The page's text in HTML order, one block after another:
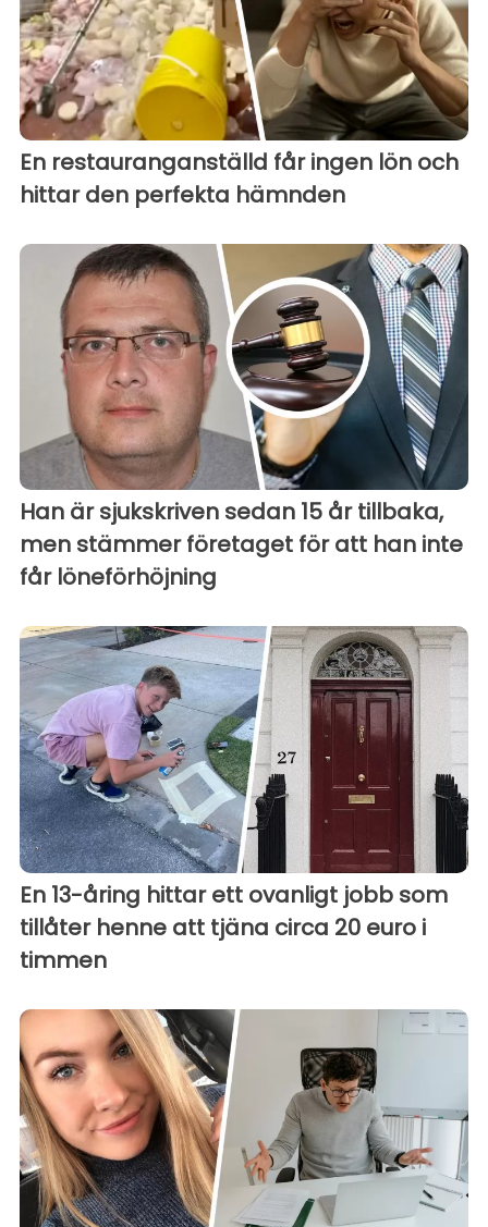
En restauranganställd får ingen lön och
hittar den perfekta hämnden
Han är sjukskriven sedan 15 år tillbaka,
men stämmer företaget för att han inte
får löneförhöjning
En 13-åring hittar ett ovanligt jobb som
tillåter henne att tjäna circa 20 euro i
timmen